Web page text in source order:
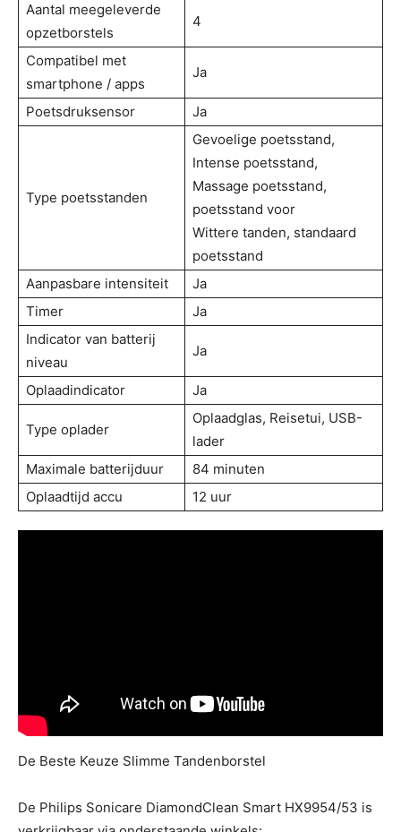
Aantal meegeleverde
opzetborstels
4
Compatibel met
smartphone / apps
Ja
Poetsdruksensor Ja
Type poetsstanden
Gevoelige poetsstand,
Intense poetsstand,
Massage poetsstand,
poetsstand voor
Wittere tanden, standaard
poetsstand
Aanpasbare intensiteit
Ja
Timer
Ja
Indicator van batterij
niveau
Ja
Oplaadindicator Ja
Type oplader
Oplaadglas, Reisetui, USB-
lader
Maximale batterijduur
84 minuten
Oplaadtijd accu
12 uur
De Beste Keuze Slimme Tandenborstel
De Philips Sonicare DiamondClean Smart HX9954/53 is